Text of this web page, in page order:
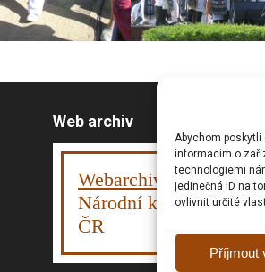
Abychom poskytli
informacím o
technologiemi
jedinečná ID na
ovlivnit určité
Příjmout
Web archiv
Webarchiv
ováno
Národní knihovnou
ČR